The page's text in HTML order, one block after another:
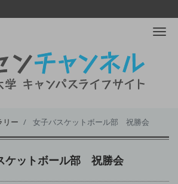
リー 女子バスケットボール部 祝勝会
ケットボール部 祝勝会